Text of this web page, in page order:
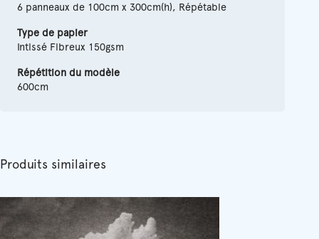
6 panneaux de 100cm x 300cm(h), Répétable
Type de papier
Intissé Fibreux 150gsm
Répétition du modèle
600cm
Produits similaires